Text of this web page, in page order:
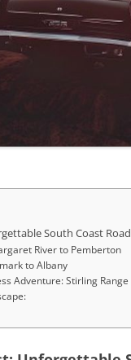
South Coast
River to Pemberton
to Albany
Adventure: Stirling